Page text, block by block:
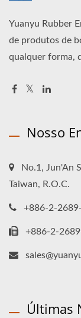
Yuanyu Rubber
de produtos de
qualquer forma,
Nosso
No.1, Jun'An
Taiwan, R.O.C.
+886-2-
+886-2-
Últimas